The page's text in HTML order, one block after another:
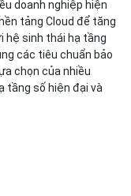
tảng Cloud để tăng
hệ sinh thái hạ tầng
các tiêu chuẩn bảo
chọn của nhiều
số hiện đại và